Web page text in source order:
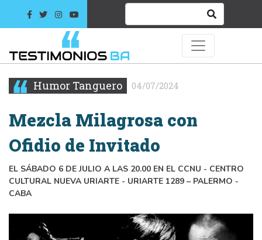
Humor Tanguero 04/07/2024
Mezcla Milagrosa con
Ofidio de Invitado
EL SÁBADO 6 DE JULIO A LAS 20.00 EN EL CCNU - CENTRO
CULTURAL NUEVA URIARTE - URIARTE 1289 – PALERMO -
CABA